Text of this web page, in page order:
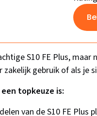
S10 FE Plus,
zakelijk gebruik of als je
topkeuze is:
van de S10 FE Plus